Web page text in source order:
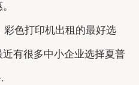
彩色打印机出租的最好选
近有很多中小企业选择夏普